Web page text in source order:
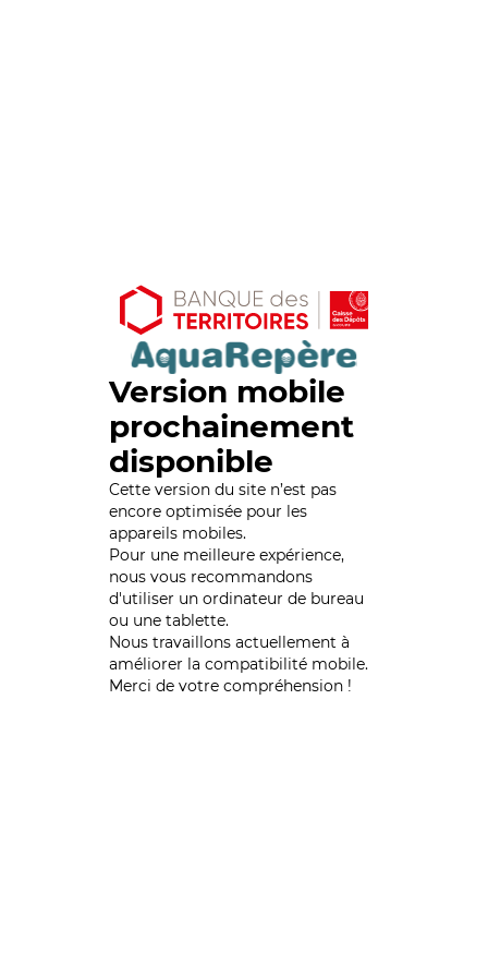
Version mobile
prochainement
disponible
Cette version du site n’est pas
encore optimisée pour les
appareils mobiles.
Pour une meilleure expérience,
nous vous recommandons
d'utiliser un ordinateur de bureau
ou une tablette.
Nous travaillons actuellement à
améliorer la compatibilité mobile.
Merci de votre compréhension !